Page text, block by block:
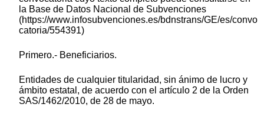
la Base de Datos Nacional de Subvenciones
(https://www.infosubvenciones.es/bdnstrans/GE/es/convo
catoria/554391)
Primero.- Beneficiarios.
Entidades de cualquier titularidad, sin ánimo de lucro y
ámbito estatal, de acuerdo con el artículo 2 de la Orden
SAS/1462/2010, de 28 de mayo.